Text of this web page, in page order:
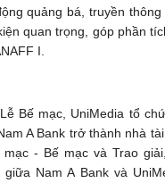
quảng bá, truyền
quan trọng, góp phần
I.
Bế mạc, UniMedia tổ
A Bank trở thành nhà
mạc - Bế mạc và Trao
Nam A Bank và